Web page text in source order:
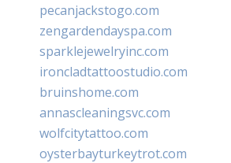
pecanjackstogo.com
zengardendayspa.com
sparklejewelryinc.com
ironcladtattoostudio.com
bruinshome.com
annascleaningsvc.com
wolfcitytattoo.com
oysterbayturkeytrot.com